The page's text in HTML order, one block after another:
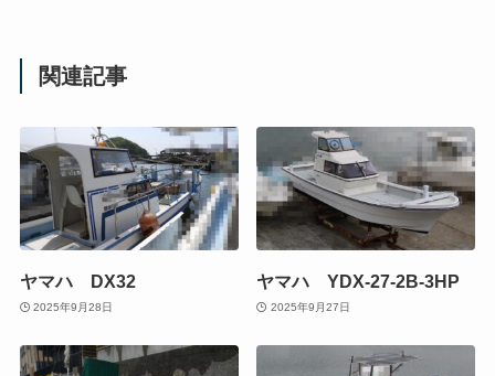
関連記事
ヤマハ DX32
2025年9月28日
ヤマハ YDX-27-2B-3HP
2025年9月27日